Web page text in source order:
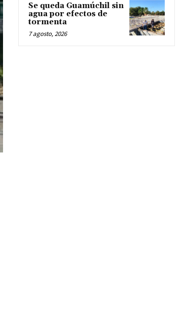
Se queda Guamúchil sin
agua por efectos de
tormenta
7 agosto, 2026